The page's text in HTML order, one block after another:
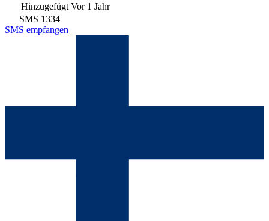
Hinzugefügt Vor 1 Jahr
SMS 1334
SMS empfangen